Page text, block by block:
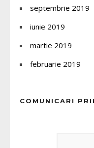
septembrie 2019
iunie 2019
martie 2019
februarie 2019
COMUNICARI